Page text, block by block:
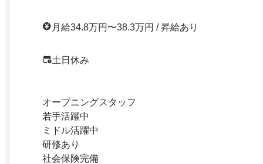
月給34.8万円〜38.3万円 / 昇給あり
土日休み
オープニングスタッフ
若手活躍中
ミドル活躍中
研修あり
社会保険完備